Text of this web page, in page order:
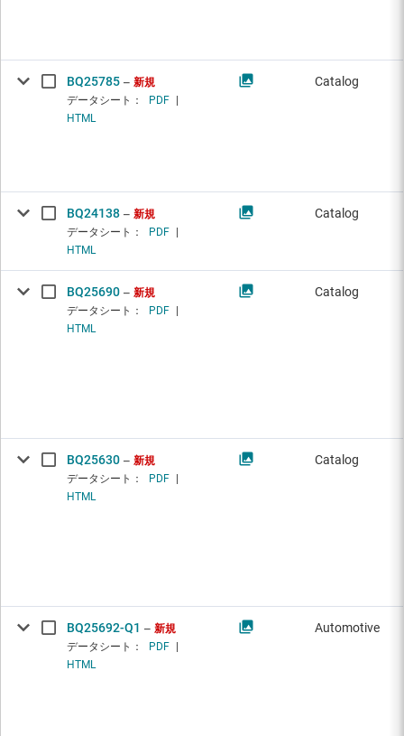
BQ25785
新規
データシート：
PDF
HTML
Catalog
BQ24138
新規
データシート：
PDF
HTML
Catalog
BQ25690
新規
データシート：
PDF
HTML
Catalog
BQ25630
新規
データシート：
PDF
HTML
Catalog
BQ25692-Q1
新規
データシート：
PDF
HTML
Automotive